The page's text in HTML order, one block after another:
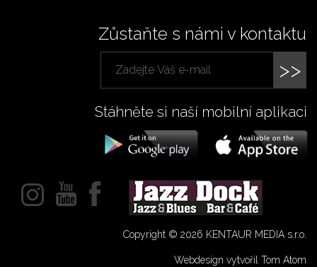
Zůstaňte s námi v kontaktu
>>
Stáhněte si naší mobilní aplikaci
Copyright © 2026 KENTAUR MEDIA s.r.o.
Webdesign vytvořil Tom Atom